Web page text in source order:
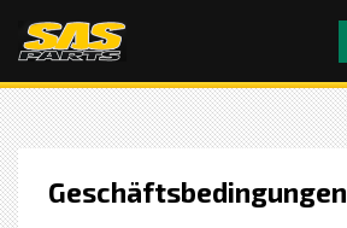
Geschäftsbedingungen